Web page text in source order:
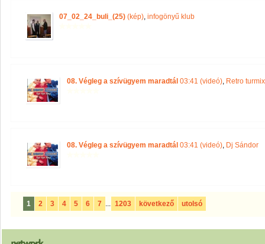
07_02_24_buli_(25) (kép), infogönyű klub
08. Végleg a szívügyem maradtál 03:41 (videó), Retro turmix
08. Végleg a szívügyem maradtál 03:41 (videó), Dj Sándor
1 2 3 4 5 6 7 ... 1203 következő utolsó